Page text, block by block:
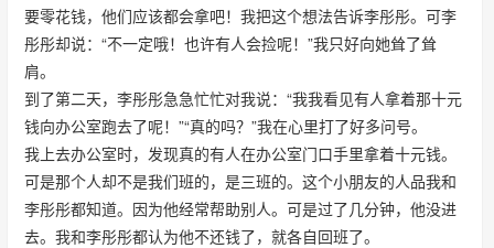
要零花钱，他们应该都会拿吧！我把这个想法告诉李彤彤。可李
彤彤却说：“不一定哦！也许有人会捡呢！”我只好向她耸了耸
肩。
到了第二天，李彤彤急急忙忙对我说：“我我看见有人拿着那十元
钱向办公室跑去了呢！”“真的吗？”我在心里打了好多问号。
我上去办公室时，发现真的有人在办公室门口手里拿着十元钱。
可是那个人却不是我们班的，是三班的。这个小朋友的人品我和
李彤彤都知道。因为他经常帮助别人。可是过了几分钟，他没进
去。我和李彤彤都认为他不还钱了，就各自回班了。